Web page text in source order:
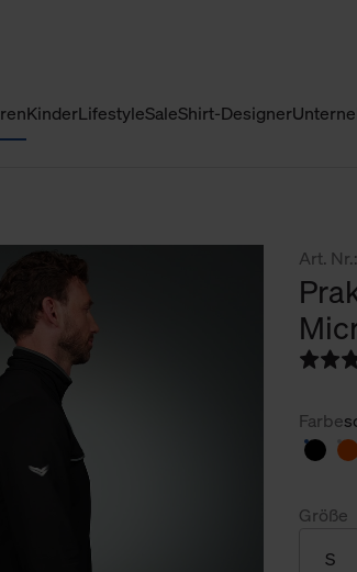
KinderLifestyleSaleShirt-Designer
Art.
Farbe
Größe
S